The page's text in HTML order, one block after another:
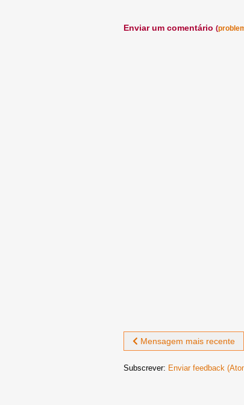
Enviar um comentário (
Mensagem mais recente
Subscrever: Enviar feedback